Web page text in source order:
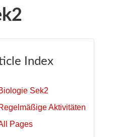
Index
Sek2
Aktivitäten
Pages